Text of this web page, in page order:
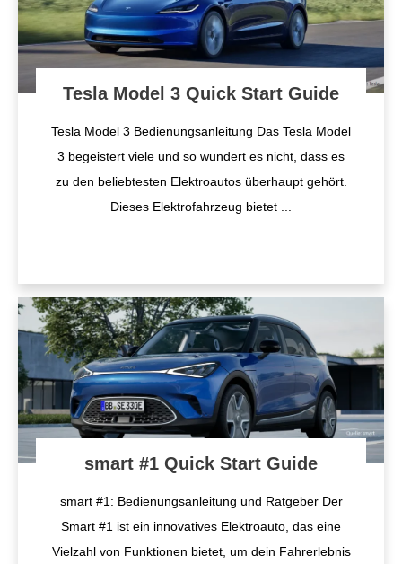
Tesla Model 3 Quick Start Guide
Tesla Model 3 Bedienungsanleitung Das Tesla Model
3 begeistert viele und so wundert es nicht, dass es
zu den beliebtesten Elektroautos überhaupt gehört.
Dieses Elektrofahrzeug bietet
smart #1 Quick Start Guide
smart #1: Bedienungsanleitung und Ratgeber Der
Smart #1 ist ein innovatives Elektroauto, das eine
Vielzahl von Funktionen bietet, um dein Fahrerlebnis